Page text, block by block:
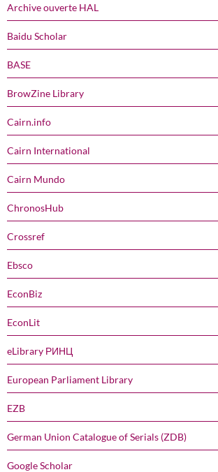
Archive ouverte HAL
Baidu Scholar
BASE
BrowZine Library
Cairn.info
Cairn International
Cairn Mundo
ChronosHub
Crossref
Ebsco
EconBiz
EconLit
eLibrary РИНЦ
European Parliament Library
EZB
German Union Catalogue of Serials (ZDB)
Google Scholar